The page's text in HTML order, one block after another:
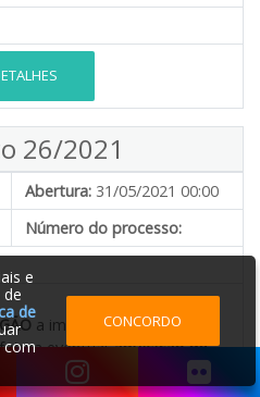
26/2021
Abertura: 31/05/2021 00:00
Número do processo:
a implantação de
eventualaquisição de
trânsito e lixeiras diversas,
e
de
com
CONCORDO